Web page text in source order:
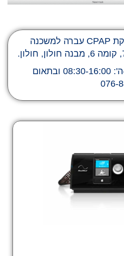
לידיעת לקוחותינו: מחלקת CPAP עברה למשכנה
שעות פתיחה בימים: א'-ה': 08:30-16:00 ובתאום